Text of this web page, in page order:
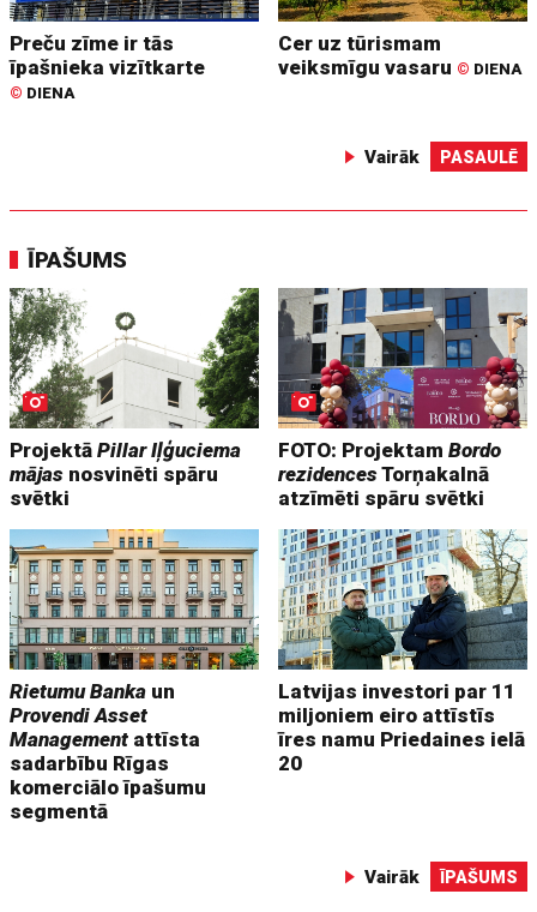
Preču zīme ir tās
īpašnieka vizītkarte
© DIENA
Cer uz tūrismam
veiksmīgu vasaru © DIENA
Vairāk PASAULĒ
ĪPAŠUMS
ProjektāPillar Iļģuciema
mājas nosvinēti spāru
svētki
FOTO: ProjektamBordo
rezidencesTorņakalnā
atzīmēti spāru svētki
Rietumu Banka un
Provendi Asset
Management attīsta
sadarbību Rīgas
komerciālo īpašumu
segmentā
Latvijas investori par 11
miljoniem eiro attīstīs
īres namu Priedaines ielā
20
Vairāk ĪPAŠUMS